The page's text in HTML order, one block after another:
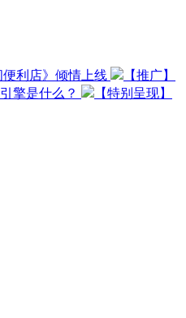
便利店》倾情上线
【推广】
擎是什么？
【特别呈现】